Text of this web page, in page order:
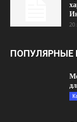
ПОПУЛЯРНЫЕ